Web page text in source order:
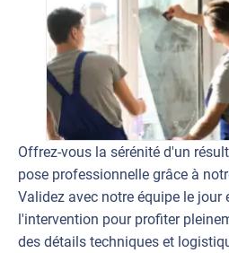
Offrez-vous la sérénité d'un
pose professionnelle grâce à
Validez avec notre équipe le jour
l'intervention pour profiter
des détails techniques et